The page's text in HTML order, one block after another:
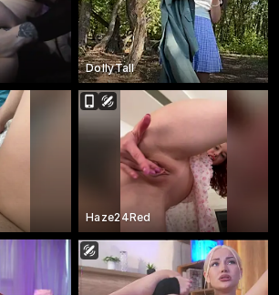
DollyTall
Haze24Red